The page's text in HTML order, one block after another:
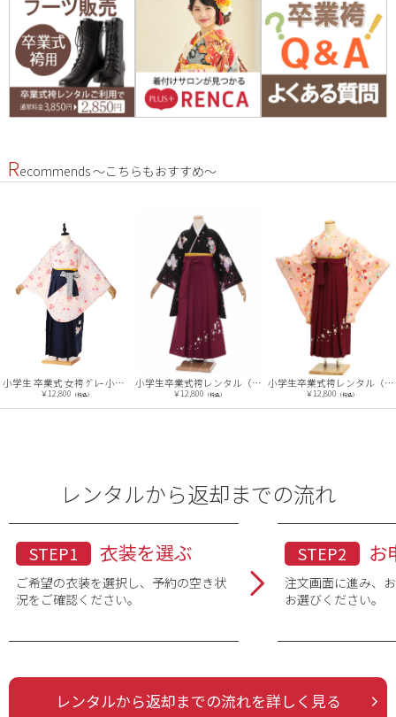
Recommends ～こちらもおすすめ～
小学生 卒業式 女袴 ｸﾞﾚｰ 小花 9444
￥12,800 （税込）
小学生卒業式袴レンタル（女の子）ARH068
￥12,800 （税込）
小学生卒業式袴レンタル（女の子）AR0071
￥12,800 （税込）
レンタルから返却までの流れ
STEP1 衣装を選ぶ
ご希望の衣装を選択し、予約の空き状
況をご確認ください。
STEP2 お
注文画面に進み、
お選びください。
レンタルから返却までの流れを詳しく見る